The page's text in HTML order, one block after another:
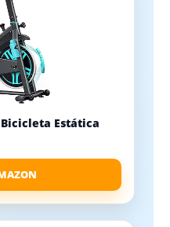
Estática